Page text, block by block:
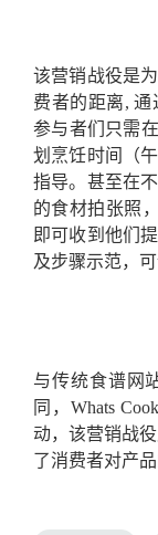
该营销战役是
费者的距离,
参与者们只需
划烹饪时间（
指导。甚至在
的食材拍张照
即可收到他们
及步骤示范，
与传统食谱网
同，Whats
动，该营销战
了消费者对产品